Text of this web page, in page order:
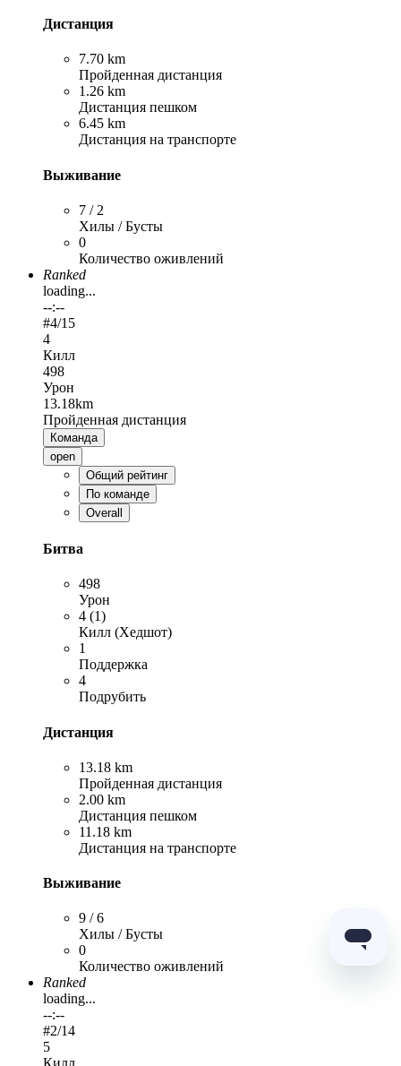
Дистанция
7.70 km
Пройденная дистанция
1.26 km
Дистанция пешком
6.45 km
Дистанция на транспорте
Выживание
7 / 2
Хилы / Бусты
0
Количество оживлений
Ranked
loading...
--:--
#4/15
4
Килл
498
Урон
13.18km
Пройденная дистанция
Команда
open
Общий рейтинг
По команде
Overall
Битва
498
Урон
4 (1)
Килл (Хедшот)
1
Поддержка
4
Подрубить
Дистанция
13.18 km
Пройденная дистанция
2.00 km
Дистанция пешком
11.18 km
Дистанция на транспорте
Выживание
9 / 6
Хилы / Бусты
0
Количество оживлений
Ranked
loading...
--:--
#2/14
5